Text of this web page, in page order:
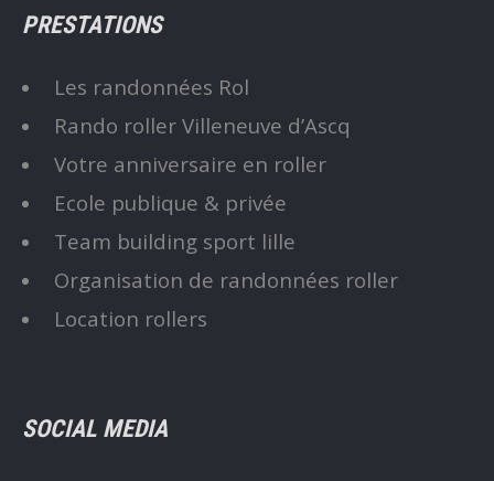
PRESTATIONS
Les randonnées Rol
Rando roller Villeneuve d’Ascq
Votre anniversaire en roller
Ecole publique & privée
Team building sport lille
Organisation de randonnées roller
Location rollers
SOCIAL MEDIA